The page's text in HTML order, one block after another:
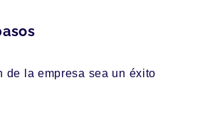
de la empresa sea un éxito